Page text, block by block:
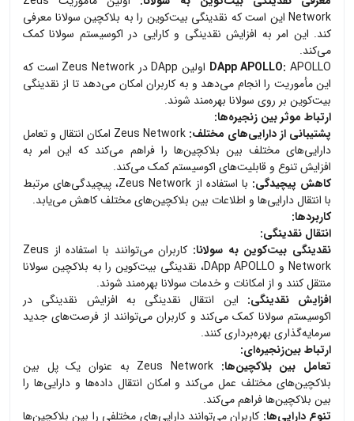
Network این است که نقدینگی بیت‌کوین را به بلاکچین سولانا معرفی
کند. این امر به افزایش نقدینگی و کارایی در اکوسیستم سولانا کمک
می‌کند.
DApp APOLLO:
APOLLO اولین DApp در Zeus Network است که
این مأموریت را انجام می‌دهد و به کاربران امکان می‌دهد تا از نقدینگی
بیت‌کوین بر روی سولانا بهره‌مند شوند.
ارتباط موثر بین زنجیره‌ها:
پشتیبانی از دارایی‌های مختلف:
Zeus Network امکان انتقال و تعامل
دارایی‌های مختلف بین بلاکچین‌ها را فراهم می‌کند که این امر به
افزایش تنوع و قابلیت‌های اکوسیستم کمک می‌کند.
کاهش پیچیدگی:
با استفاده از Zeus Network، پیچیدگی‌های مرتبط
با انتقال دارایی‌ها و اطلاعات بین بلاکچین‌های مختلف کاهش می‌یابد.
کاربردها:
انتقال نقدینگی:
نقدینگی بیت‌کوین به سولانا:
کاربران می‌توانند با استفاده از Zeus
Network و DApp APOLLO، نقدینگی بیت‌کوین را به بلاکچین سولانا
منتقل کنند و از امکانات و خدمات سولانا بهره‌مند شوند.
افزایش نقدینگی: این انتقال نقدینگی به افزایش نقدینگی در
اکوسیستم سولانا کمک می‌کند و کاربران می‌توانند از فرصت‌های جدید
سرمایه‌گذاری بهره‌برداری کنند.
ارتباط بین‌زنجیره‌ای:
تعامل بین بلاکچین‌ها:
Zeus Network به عنوان یک پل بین
بلاکچین‌های مختلف عمل می‌کند و امکان انتقال داده‌ها و دارایی‌ها را
بین بلاکچین‌ها فراهم می‌کند.
تنوع دارایی‌ها: کاربران می‌توانند دارایی‌های مختلفی را بین بلاکچین‌ها